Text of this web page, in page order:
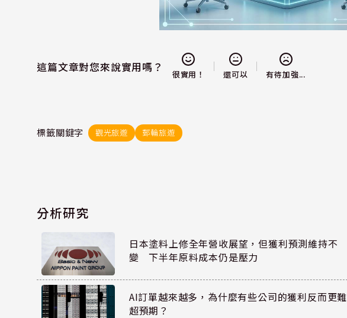
這篇文章對您來說實用嗎？
很實用！ 還可以 有待加強...
標籤關鍵字 觀光旅遊 郵輪旅遊
分析研究
日本塗料上修全年營收展望，但獲利預測維持不
變 下半年原料成本仍是壓力
AI訂單越來越多，為什麼有些公司的獲利反而更難
超預期？